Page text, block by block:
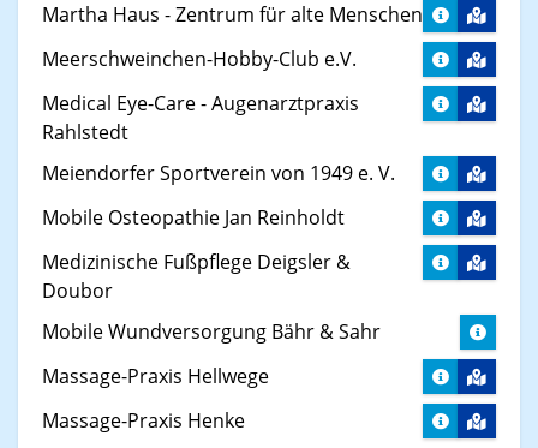
Martha Haus - Zentrum für alte Menschen
Meerschweinchen-Hobby-Club e.V.
Medical Eye-Care - Augenarztpraxis
Rahlstedt
Meiendorfer Sportverein von 1949 e. V.
Mobile Osteopathie Jan Reinholdt
Medizinische Fußpflege Deigsler &
Doubor
Mobile Wundversorgung Bähr & Sahr
Massage-Praxis Hellwege
Massage-Praxis Henke